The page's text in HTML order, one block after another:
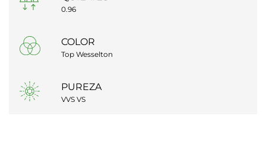
0.96
COLOR
Top Wesselton
PUREZA
VVS VS